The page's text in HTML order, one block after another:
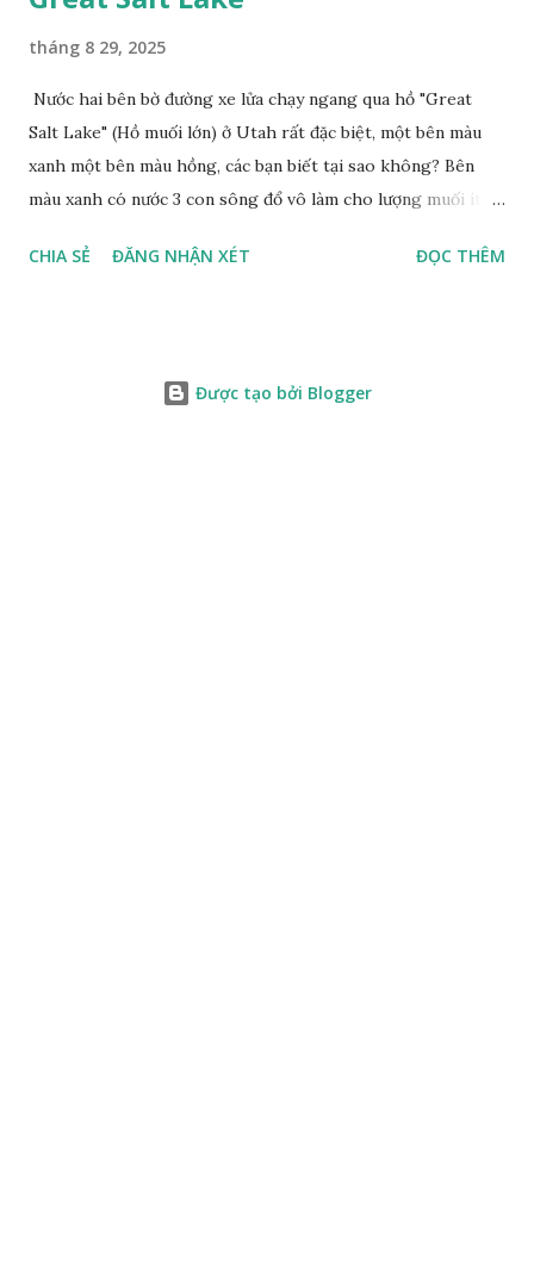
tháng 8 29, 2025
Nước hai bên bờ đường xe lửa chạy ngang qua hồ "Great
Salt Lake" (Hồ muối lớn) ở Utah rất đặc biệt, một bên màu
xanh một bên màu hồng, các bạn biết tại sao không? Bên
màu xanh có nước 3 con sông đổ vô làm cho lượng muối ít,
biển, nhiều sinh vật thích muối sống ở đây, tạo nên màu
CHIA SẺ ĐĂNG NHẬN XÉT ĐỌC THÊM
Được tạo bởi Blogger